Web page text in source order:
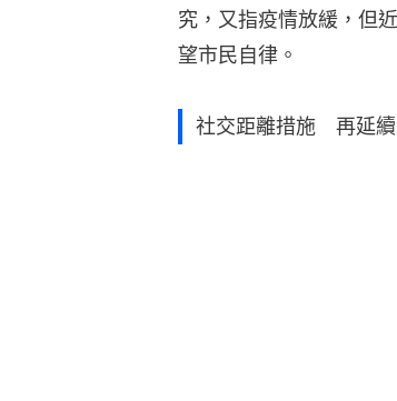
究，又指疫情放緩，但
望市民自律。
社交距離措施 再延